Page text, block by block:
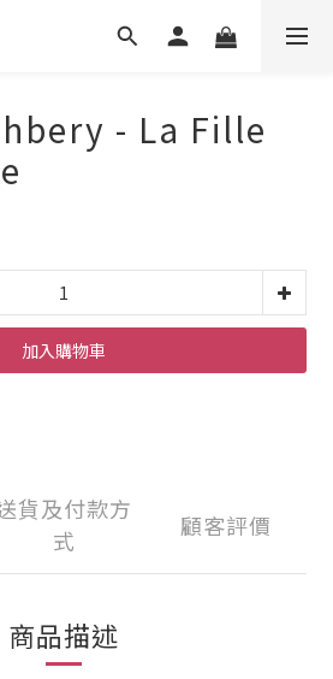
- La Fille
加入購物車
貨及付款方
式
顧客評價
商品描述